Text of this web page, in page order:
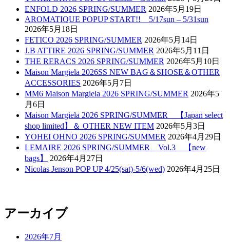
ENFOLD 2026 SPRING/SUMMER 2026年5月19日
AROMATIQUE POPUP START!! 5/17sun – 5/31sun
2026年5月18日
FETICO 2026 SPRING/SUMMER 2026年5月14日
J.B ATTIRE 2026 SPRING/SUMMER 2026年5月11日
THE RERACS 2026 SPRING/SUMMER 2026年5月10日
Maison Margiela 2026SS NEW BAG＆SHOSE＆OTHER
ACCESSORIES 2026年5月7日
MM6 Maison Margiela 2026 SPRING/SUMMER 2026年5
月6日
Maison Margiela 2026 SPRING/SUMMER 【Japan select
shop limited】＆ OTHER NEW ITEM 2026年5月3日
YOHEI OHNO 2026 SPRING/SUMMER 2026年4月29日
LEMAIRE 2026 SPRING/SUMMER Vol.3 【new
bags】
2026年4月27日
Nicolas Jenson POP UP 4/25(sat)-5/6(wed) 2026年4月25日
アーカイブ
2026年7月